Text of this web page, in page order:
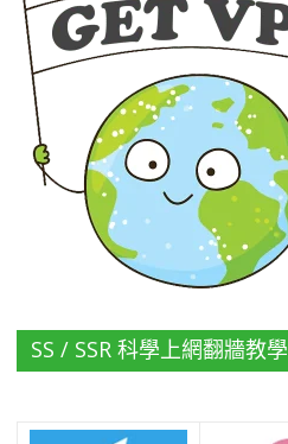
SS / SSR 科學上網翻牆教學